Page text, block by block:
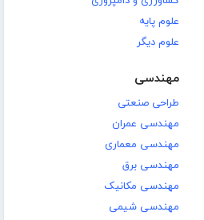
علوم پایه
علوم دیگر
مهندسی
طراحی صنعتی
مهندسی عمران
مهندسی معماری
مهندسی برق
مهندسی مکانیک
مهندسی شیمی